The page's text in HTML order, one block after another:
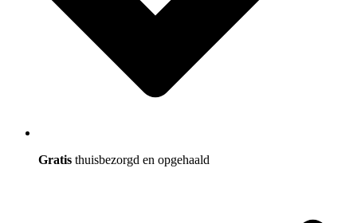
Gratis thuisbezorgd en opgehaald